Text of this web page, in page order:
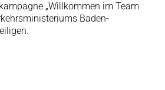
„Willkommen im Team
Baden-